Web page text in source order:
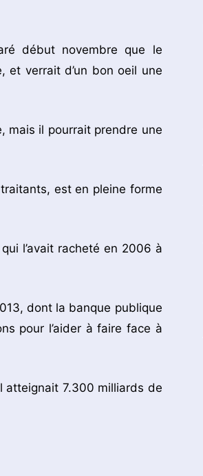
début novembre que le
et verrait d’un bon oeil une
mais il pourrait prendre une
est en pleine forme
l’avait racheté en 2006 à
dont la banque publique
pour l’aider à faire face à
atteignait 7.300 milliards de